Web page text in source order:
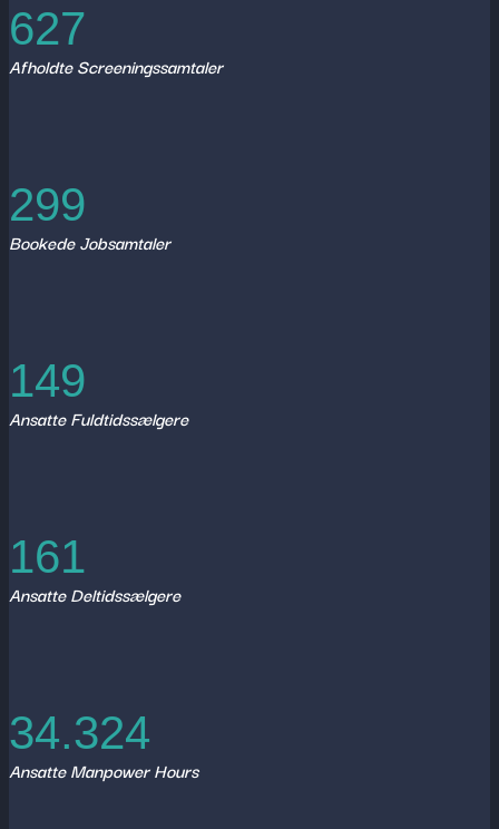
627
Afholdte Screeningssamtaler
299
Bookede Jobsamtaler
149
Ansatte Fuldtidssælgere
161
Ansatte Deltidssælgere
34.324
Ansatte Manpower Hours